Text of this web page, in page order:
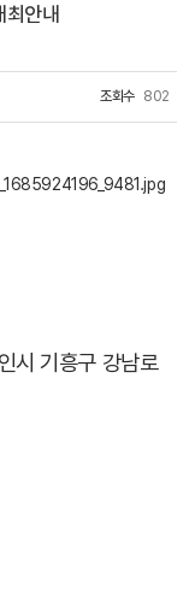
안내
조회수 802
시 기흥구 강남로